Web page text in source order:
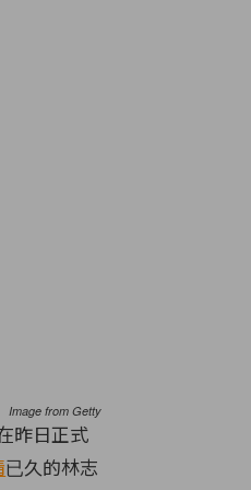
Image from Getty
昨日正式
已久的林志